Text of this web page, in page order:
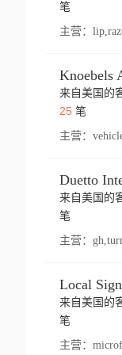
笔
主营：
来自美国的
25笔
主营：
来自美国的
笔
主营：
Local
来自美国的
笔
主营：